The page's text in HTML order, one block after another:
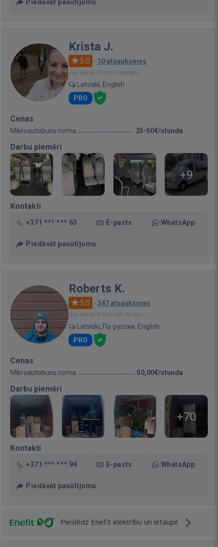
Piedāvāt pasūtījumu
Krista J.
5.0 · 10 atsauksmes
Bija vietnē: Pirms 9 dienām
Latviski, English
PRO
Cenas
Mikroautobusu noma 25-50€/stunda
Darbu piemēri
+9
Kontakti
+371 *** *** 63 E-pasts WhatsApp
Piedāvāt pasūtījumu
Roberts K.
5.0 · 347 atsauksmes
Bija vietnē: Pirms 4st. 56 min.
Latviski, По-русски, English
PRO
Cenas
Mikroautobusu noma 50,00€/stunda
Darbu piemēri
+70
Kontakti
+371 *** *** 94 E-pasts WhatsApp
Piedāvāt pasūtījumu
Pieslēdz Enefit elektrību un ietaupi!